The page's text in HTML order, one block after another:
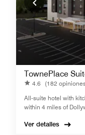
TownePlace
4.6 (182
All-suite hotel with
within 4 miles of
Ver detalles